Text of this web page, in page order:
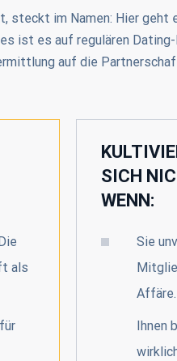
steckt im Namen: Hier
ist es auf regulären
auf die
als
SICH
WENN:
Sie
Affäre.
Ihnen